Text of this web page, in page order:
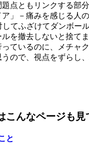
点ともリンクする部
」－痛みを感じる人
てふざけてダンボー
を撤去しないと捨て
ているのに、メチャ
ので、視点をずらし
こんなページも見